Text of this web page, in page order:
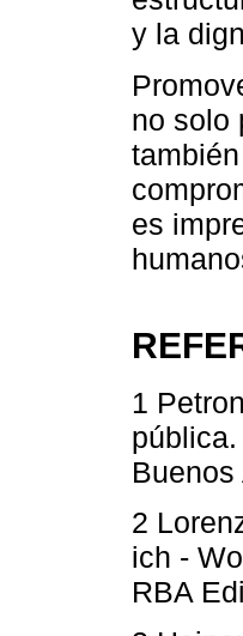
y la
no solo
es
1
2
ich -
RBA